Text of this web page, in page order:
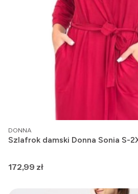
PRODUCENT
DONNA
Szlafrok damski Donna Sonia S-
Cena
172,99 zł